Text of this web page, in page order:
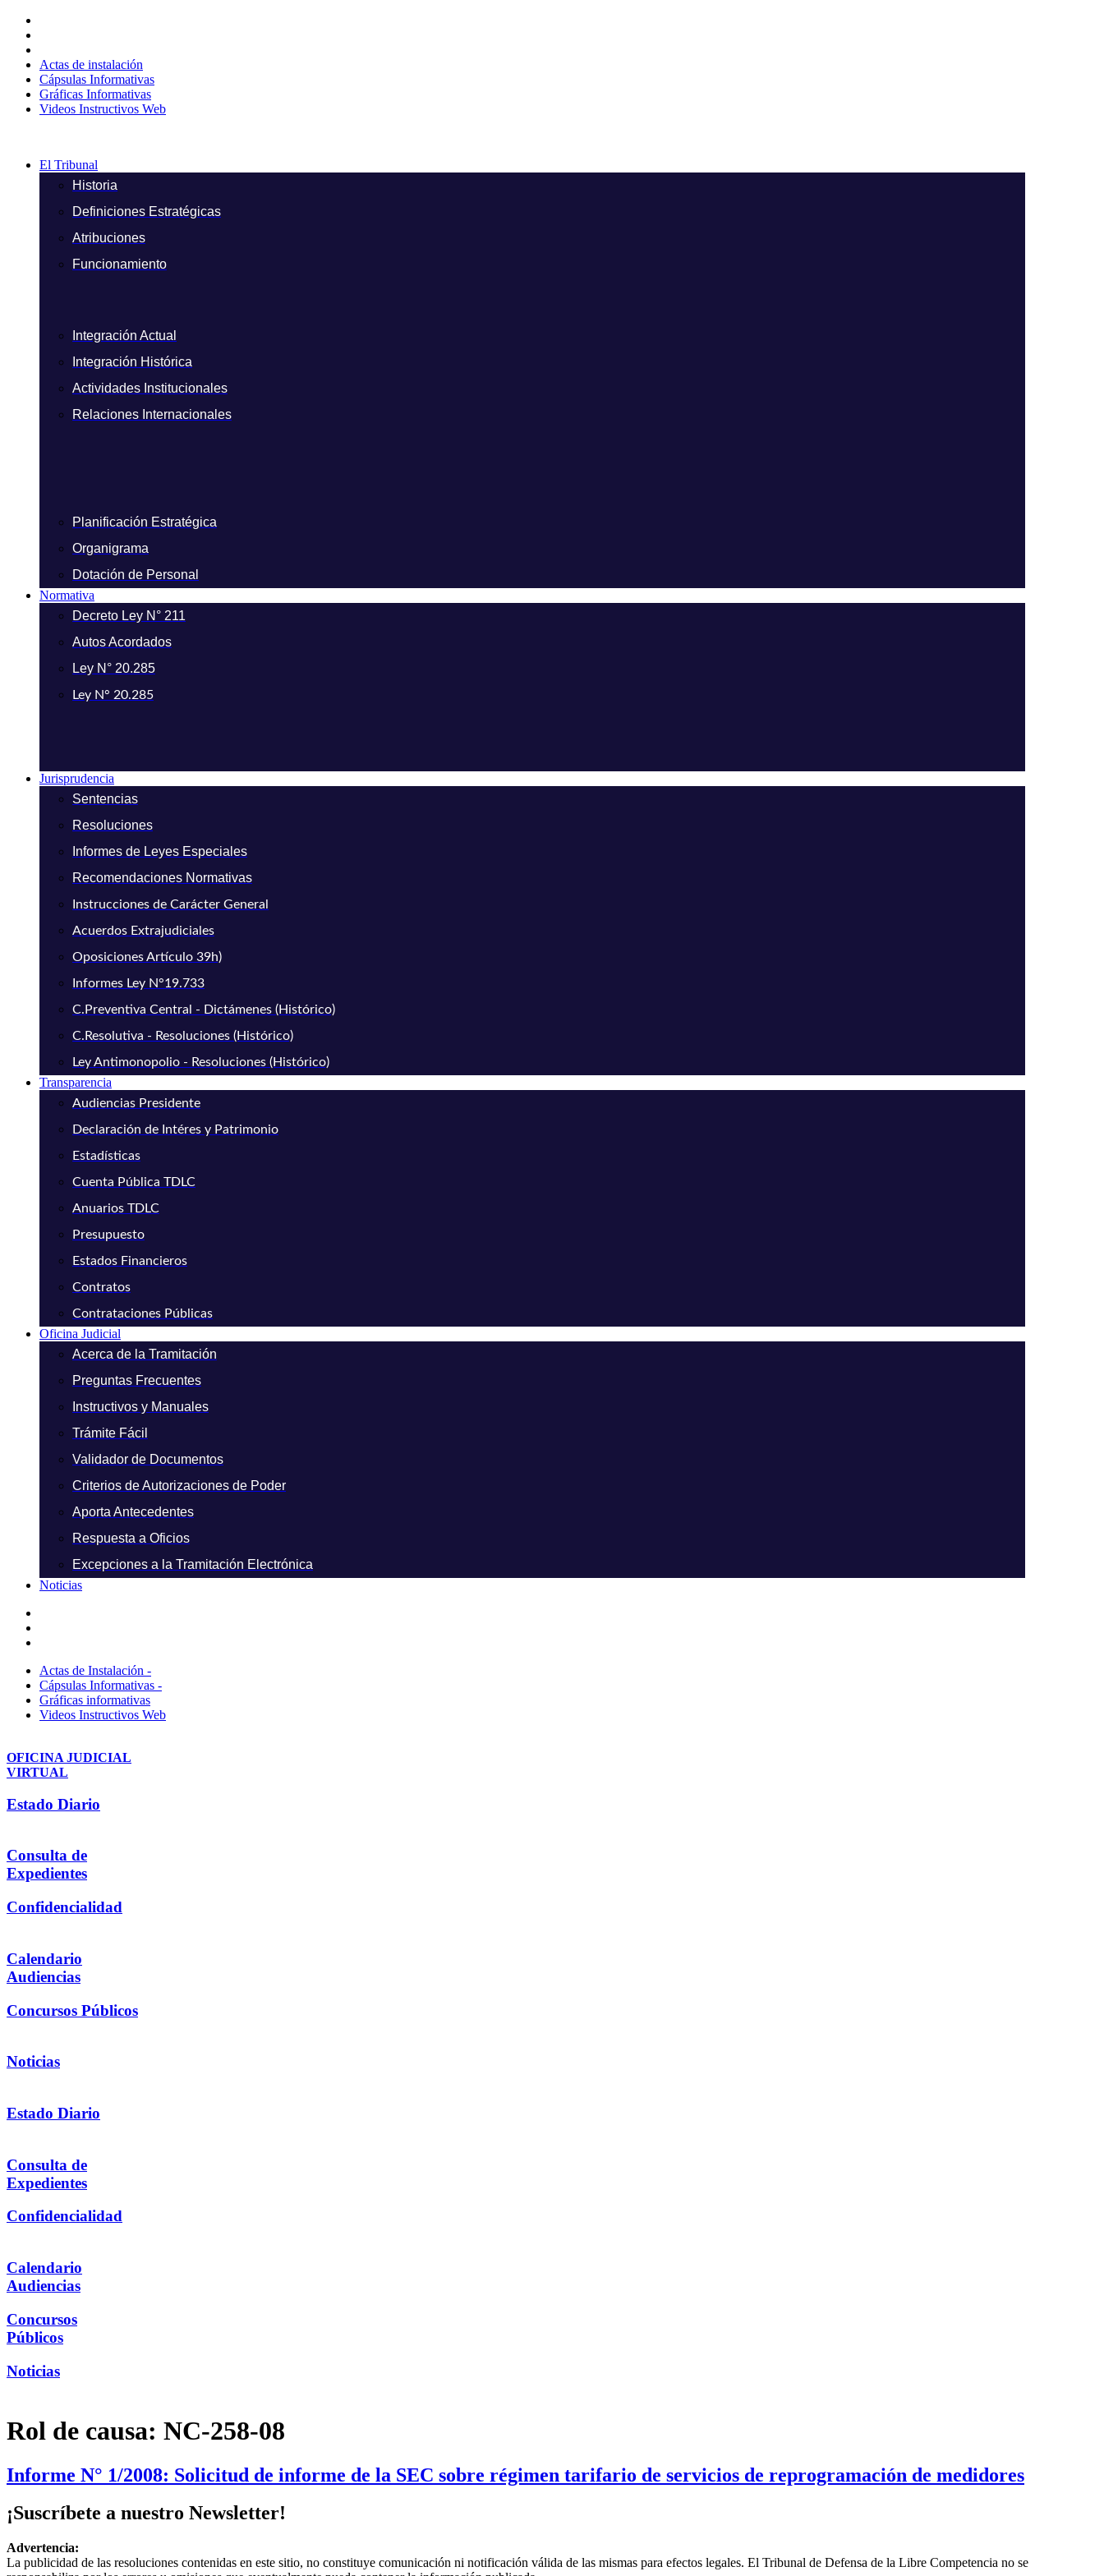
contenido
Actas de instalación
Cápsulas Informativas
Gráficas Informativas
Videos Instructivos Web
El Tribunal
Historia
Definiciones Estratégicas
Atribuciones
Funcionamiento
Integración Actual
Integración Histórica
Actividades Institucionales
Relaciones Internacionales
Planificación Estratégica
Organigrama
Dotación de Personal
Normativa
Decreto Ley N° 211
Autos Acordados
Ley N° 20.285
Ley N° 20.285
Jurisprudencia
Sentencias
Resoluciones
Informes de Leyes Especiales
Recomendaciones Normativas
Instrucciones de Carácter General
Acuerdos Extrajudiciales
Oposiciones Artículo 39h)
Informes Ley N°19.733
C.Preventiva Central - Dictámenes (Histórico)
C.Resolutiva - Resoluciones (Histórico)
Ley Antimonopolio - Resoluciones (Histórico)
Transparencia
Audiencias Presidente
Declaración de Intéres y Patrimonio
Estadísticas
Cuenta Pública TDLC
Anuarios TDLC
Presupuesto
Estados Financieros
Contratos
Contrataciones Públicas
Oficina Judicial
Acerca de la Tramitación
Preguntas Frecuentes
Instructivos y Manuales
Trámite Fácil
Validador de Documentos
Criterios de Autorizaciones de Poder
Aporta Antecedentes
Respuesta a Oficios
Excepciones a la Tramitación Electrónica
Noticias
Actas de Instalación -
Cápsulas Informativas -
Gráficas informativas
Videos Instructivos Web
OFICINA JUDICIAL
VIRTUAL
Estado Diario
Consulta de
Expedientes
Confidencialidad
Calendario
Audiencias
Concursos Públicos
Noticias
Estado Diario
Consulta de
Expedientes
Confidencialidad
Calendario
Audiencias
Concursos
Públicos
Noticias
Rol de causa: NC-258-08
Informe N° 1/2008: Solicitud de informe de la SEC sobre régimen tarifario de servicios de reprogramación de medidores
¡Suscríbete a nuestro Newsletter!
Advertencia:
La publicidad de las resoluciones contenidas en este sitio, no constituye comunicación ni notificación válida de las mismas para efectos legales. El Tribunal de Defensa de la Libre Competencia no se